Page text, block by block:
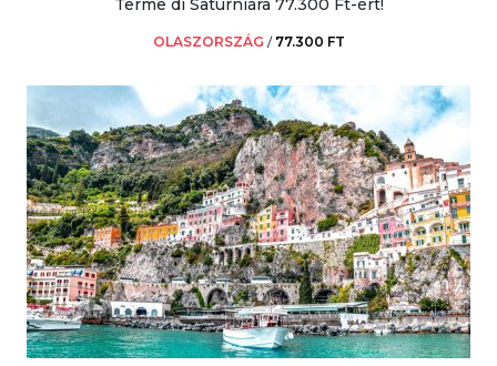
Terme di Saturniára 77.300 Ft-ért!
OLASZORSZÁG / 77.300 FT